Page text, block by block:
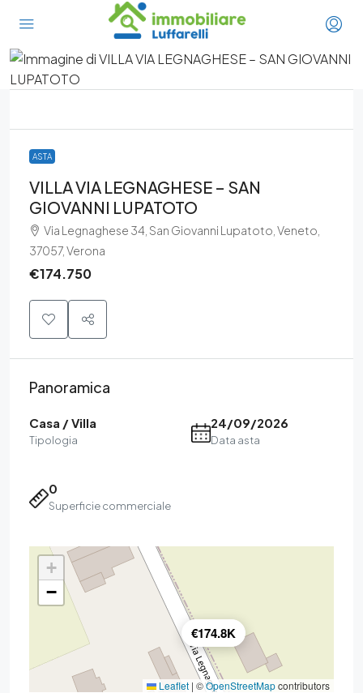
ASTA
VILLA VIA LEGNAGHESE – SAN
GIOVANNI LUPATOTO
Via Legnaghese 34, San Giovanni Lupatoto, Veneto,
37057, Verona
€174.750
Panoramica
Casa / Villa
Tipologia
24/09/2026
Data asta
0
Superficie commerciale
€174.8K
+
−
Leaflet | ©OpenStreetMapcontributors